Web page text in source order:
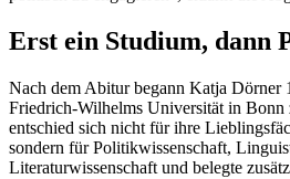
Erst ein Studium, dann
Nach dem Abitur begann Katja Dörner
Friedrich-Wilhelms Universität in Bonn
entschied sich nicht für ihre
sondern für Politikwissenschaft,
Literaturwissenschaft und belegte